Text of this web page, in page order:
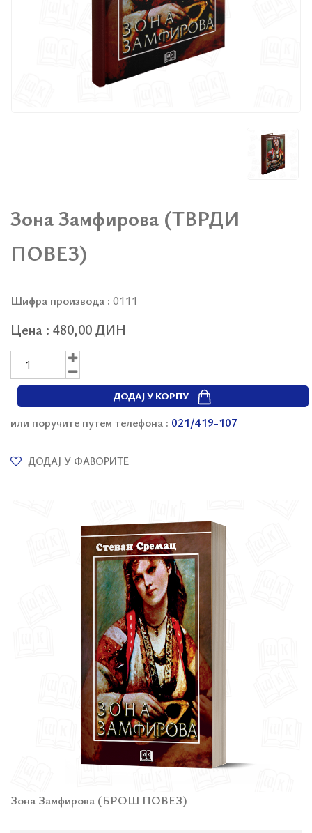
Зона Замфирова (ТВРДИ
ПОВЕЗ)
Шифра производа : 0111
Цена : 480,00 ДИН
ДОДАЈ У КОРПУ
или поручите путем телефона : 021/419-107
ДОДАЈ У ФАВОРИТЕ
Зона Замфирова (БРОШ ПОВЕЗ)